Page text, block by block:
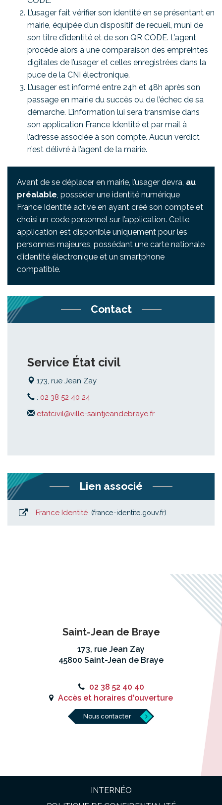
L’usager fait vérifier son identité en se présentant en
mairie, équipée d’un dispositif de recueil, muni de
son titre d’identité et de son QR CODE. L’agent
procède alors à une comparaison des empreintes
digitales de l’usager et celles enregistrées dans la
puce de la CNI électronique.
L’usager est informé entre 24h et 48h après son
passage en mairie du succès ou de l’échec de sa
démarche. L’information lui sera transmise dans
son application France Identité et par mail à
l’adresse associée à son compte. Aucun verdict
n’est délivré à l’agent de la mairie.
Avant de se déplacer en mairie, l’usager devra, au
préalable, posséder une identité numérique
France Identité active en ayant créé son compte et
choisi un code personnel sur l’application. Cette
application est disponible uniquement pour les
personnes majeures, possédant une carte nationale
d’identité électronique et un smartphone
compatible.
Contact
Service État civil
173, rue Jean Zay
: 02 38 52 40 24
etatcivil@ville-saintjeandebraye.fr
Lien associé
France Identité france-identite.gouv.fr
Saint-Jean de Braye
173, rue Jean Zay
45800 Saint-Jean de Braye
02 38 52 40 40
Accès et horaires d'ouverture
Nous contacter
INTERNÉO